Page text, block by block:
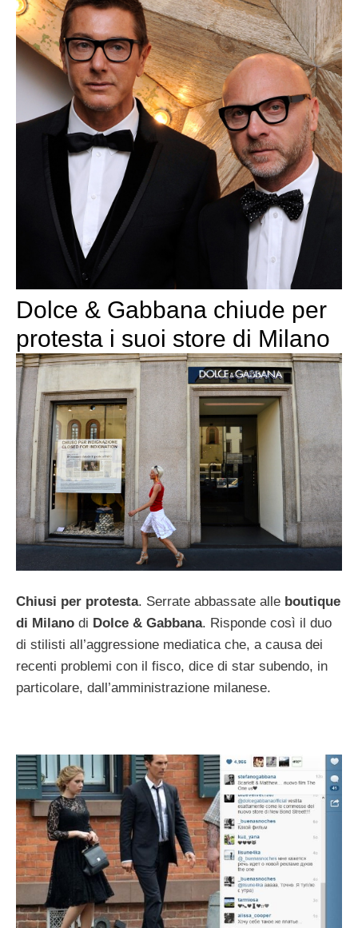
Dolce & Gabbana chiude per
protesta i suoi store di Milano
Chiusi per protesta. Serrate abbassate alle boutique
di Milano di Dolce & Gabbana. Risponde così il duo
di stilisti all’aggressione mediatica che, a causa dei
recenti problemi con il fisco, dice di star subendo, in
particolare, dall’amministrazione milanese.